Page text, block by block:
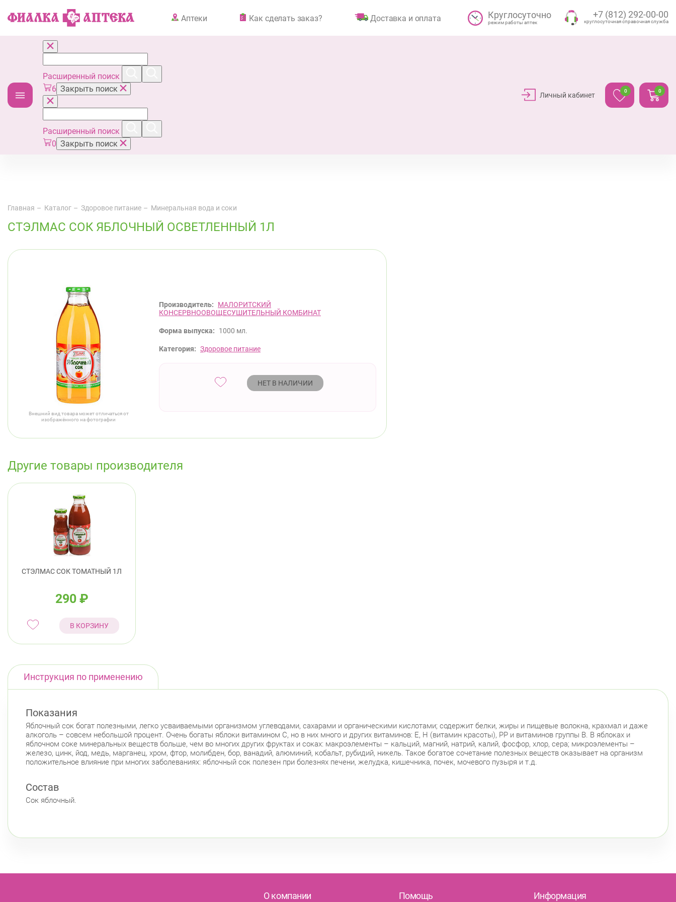
Аптеки Как сделать заказ? Доставка и оплата Круглосуточно
режим работы аптек
+7 (812) 292-00-00
круглосуточная справочная служба
Расширенный поиск
6 Закрыть поиск
Расширенный поиск
0 Закрыть поиск
Личный кабинет
0 0
Главная Каталог Здоровое питание Минеральная вода и соки
СТЭЛМАС СОК ЯБЛОЧНЫЙ ОСВЕТЛЕННЫЙ 1Л
Внешний вид товара может отличаться от
изображённого на фотографии
Производитель:
МАЛОРИТСКИЙ
КОНСЕРВНООВОЩЕСУШИТЕЛЬНЫЙ КОМБИНАТ
Форма выпуска: 1000 мл.
Категория: Здоровое питание
НЕТ В НАЛИЧИИ
Другие товары производителя
СТЭЛМАС СОК ТОМАТНЫЙ 1Л
290 ₽
В КОРЗИНУ
Инструкция по применению
Показания
Яблочный сок богат полезными, легко усваиваемыми организмом углеводами, сахарами и органическими кислотами; содержит белки, жиры и пищевые волокна, крахмал и даже
алкоголь – совсем небольшой процент. Очень богаты яблоки витамином С, но в них много и других витаминов: Е, Н (витамин красоты), РР и витаминов группы В. В яблоках и
яблочном соке минеральных веществ больше, чем во многих других фруктах и соках: макроэлементы – кальций, магний, натрий, калий, фосфор, хлор, сера; микроэлементы –
железо, цинк, йод, медь, марганец, хром, фтор, молибден, бор, ванадий, алюминий, кобальт, рубидий, никель. Такое богатое сочетание полезных веществ оказывает на организм
положительное влияние при многих заболеваниях: яблочный сок полезен при болезнях печени, желудка, кишечника, почек, мочевого пузыря и т.д.
Состав
Сок яблочный.
О компании Помощь Информация